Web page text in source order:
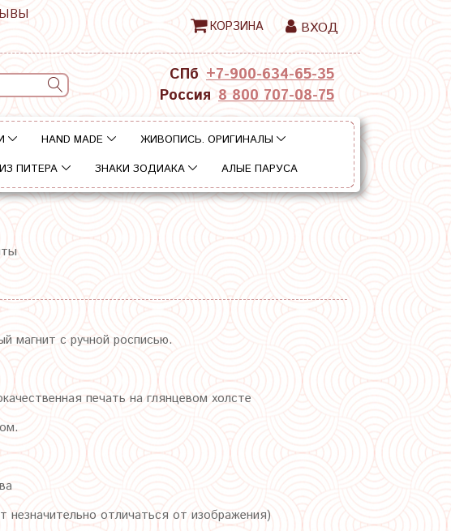
КОРЗИНА ВХОД
СПб +7-900-634-65-35
Россия 8 800 707-08-75
HAND MADE
ЖИВОПИСЬ. ОРИГИНАЛЫ
ПИТЕРА ЗНАКИ ЗОДИАКА АЛЫЕ ПАРУСА
магнит с ручной росписью.
печать на глянцевом холсте
незначительно отличаться от изображения)